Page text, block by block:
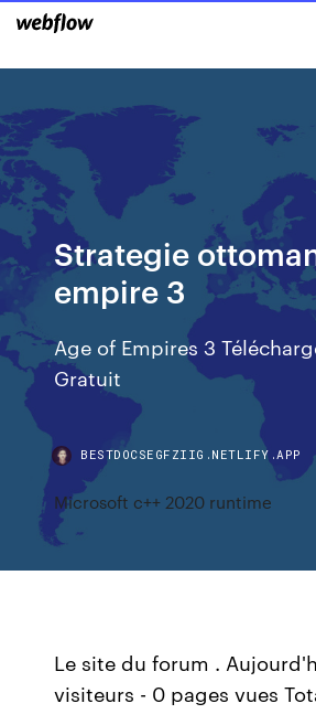
Strategie
empire 3
Age of Empires 3
Gratuit
BESTDOCSEGFZIIG.NETLIFY.APP
Microsoft c++ 2020 runtime
Le site du forum .
visiteurs - 0 pages vues